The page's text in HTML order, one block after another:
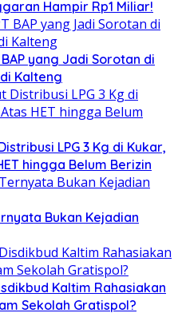
Hampir Rp1 Miliar!
yang Jadi Sorotan di
Kalteng
LPG 3 Kg di Kukar,
hingga Belum Berizin
Bukan Kejadian
Kaltim Rahasiakan
Sekolah Gratispol?